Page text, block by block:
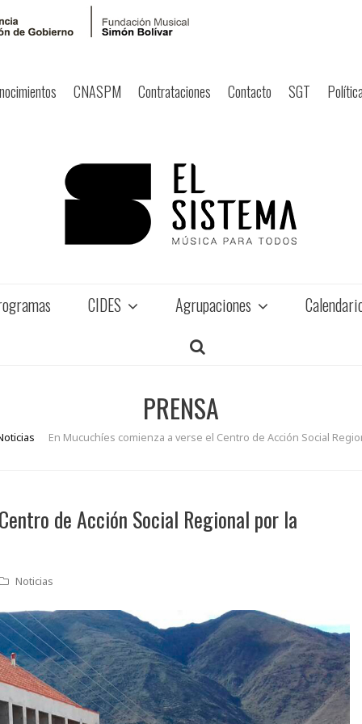
CNASPM Contrataciones Contacto SGT
CIDES Agrupaciones
PRENSA
En Mucuchíes comienza a verse el Centro de Acción Social
de Acción Social Regional por la
Noticias